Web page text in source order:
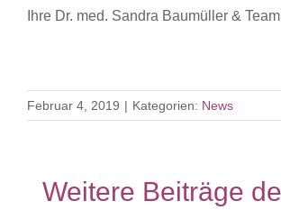
Ihre Dr. med. Sandra Baumüller & Team
Februar 4, 2019 | Kategorien: News